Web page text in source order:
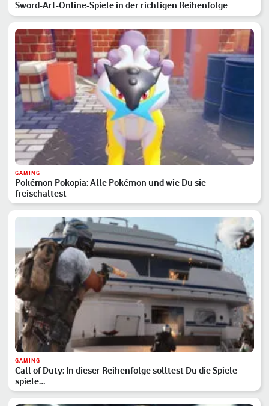
Sword-Art-Online-Spiele in der richtigen Reihenfolge
GAMING
Pokémon Pokopia: Alle Pokémon und wie Du sie
freischaltest
GAMING
Call of Duty: In dieser Reihenfolge solltest Du die Spiele
spiele…